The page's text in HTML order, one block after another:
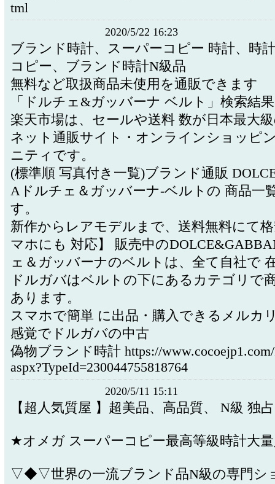
tml
2020/5/22 16:23
ブランド時計、スーパーコピー 時計、時
コピー、ブランド時計N級品
無料など取扱商品未使用を通販できます
「ドルチェ&ガッバーナ ベルト」検索結
楽天市場は、セールや送料 数が日本最大
ネット通販サイト・オンラインショッピ
ニティです。
(標準順 写真付き一覧)ブランド通販
Aドルチェ＆ガッバーナ-ベルトの 商品一
す。
新作からレアモデルまで、送料無料にて
マホにも 対応】 販売中の
ェ＆ガッバーナのベルトは、全て自社で
ドルガバはベルトの下にあるカテゴリで
あります。
スマホで簡単 に出品・購入できるメルカ
感覚でドルガバの中古
偽物ブランド時計 https://
aspx?TypeId=230044755818764
2020/5/11 15:11
【超人気質屋 】超美品、高品質、 N級 独
★オメガ スーパーコピー最高等級時計大
▽◆▽世界の一流ブランド品N級の専門